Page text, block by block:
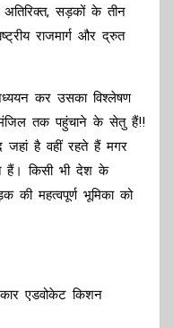
अतिरिक्त, सड़कों के तीन
राजमार्ग और द्रुत
कर उसका विश्लेषण
तक पहुंचाने के सेतु हैं!!
है वहीं रहते हैं मगर
हैं। किसी भी देश के
की महत्वपूर्ण भूमिका को
एडवोकेट किशन